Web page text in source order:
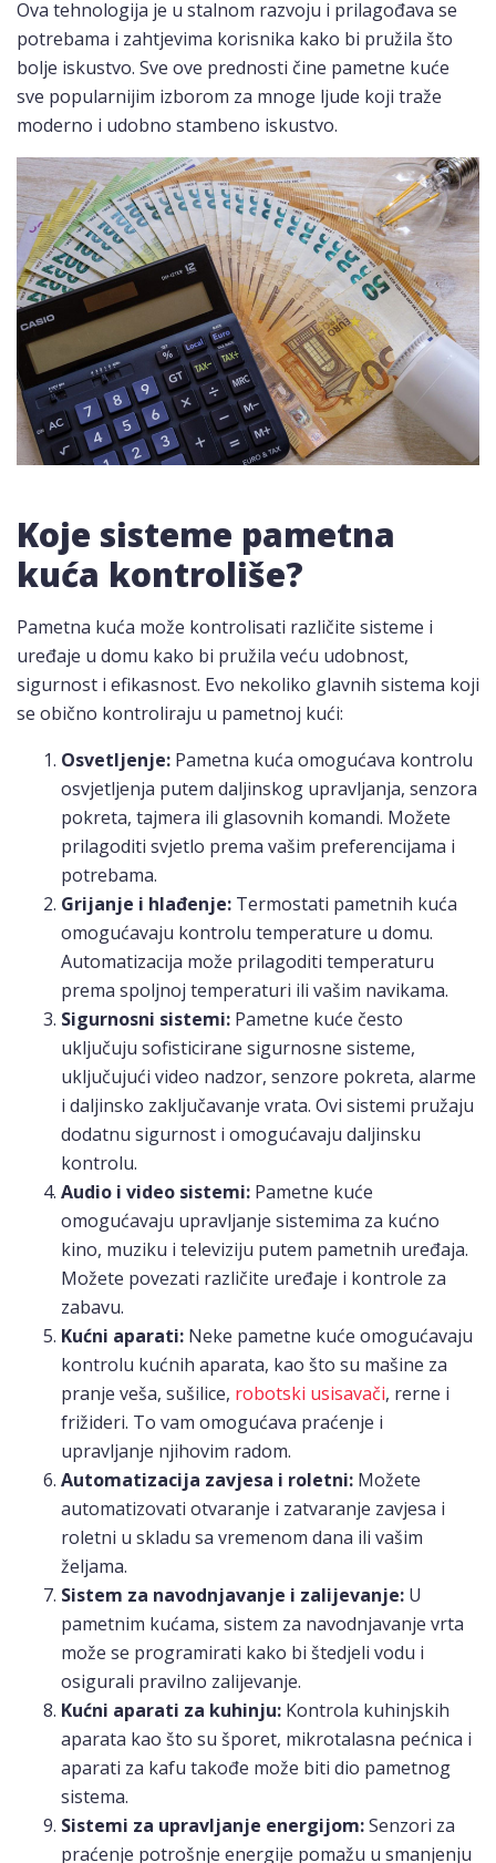
Ova tehnologija je u stalnom razvoju i prilagođava se
potrebama i zahtjevima korisnika kako bi pružila što
bolje iskustvo. Sve ove prednosti čine pametne kuće
sve popularnijim izborom za mnoge ljude koji traže
moderno i udobno stambeno iskustvo.
Koje sisteme pametna
kuća kontroliše?
Pametna kuća može kontrolisati različite sisteme i
uređaje u domu kako bi pružila veću udobnost,
sigurnost i efikasnost. Evo nekoliko glavnih sistema koji
se obično kontroliraju u pametnoj kući:
Osvetljenje: Pametna kuća omogućava kontrolu
osvjetljenja putem daljinskog upravljanja, senzora
pokreta, tajmera ili glasovnih komandi. Možete
prilagoditi svjetlo prema vašim preferencijama i
potrebama.
Grijanje i hlađenje: Termostati pametnih kuća
omogućavaju kontrolu temperature u domu.
Automatizacija može prilagoditi temperaturu
prema spoljnoj temperaturi ili vašim navikama.
Sigurnosni sistemi: Pametne kuće često
uključuju sofisticirane sigurnosne sisteme,
uključujući video nadzor, senzore pokreta, alarme
i daljinsko zaključavanje vrata. Ovi sistemi pružaju
dodatnu sigurnost i omogućavaju daljinsku
kontrolu.
Audio i video sistemi: Pametne kuće
omogućavaju upravljanje sistemima za kućno
kino, muziku i televiziju putem pametnih uređaja.
Možete povezati različite uređaje i kontrole za
zabavu.
Kućni aparati: Neke pametne kuće omogućavaju
kontrolu kućnih aparata, kao što su mašine za
pranje veša, sušilice, robotski usisavači, rerne i
frižideri. To vam omogućava praćenje i
upravljanje njihovim radom.
Automatizacija zavjesa i roletni: Možete
automatizovati otvaranje i zatvaranje zavjesa i
roletni u skladu sa vremenom dana ili vašim
željama.
Sistem za navodnjavanje i zalijevanje: U
pametnim kućama, sistem za navodnjavanje vrta
može se programirati kako bi štedjeli vodu i
osigurali pravilno zalijevanje.
Kućni aparati za kuhinju: Kontrola kuhinjskih
aparata kao što su šporet, mikrotalasna pećnica i
aparati za kafu takođe može biti dio pametnog
sistema.
Sistemi za upravljanje energijom:Senzori za
praćenje potrošnje energije pomažu u smanjenju